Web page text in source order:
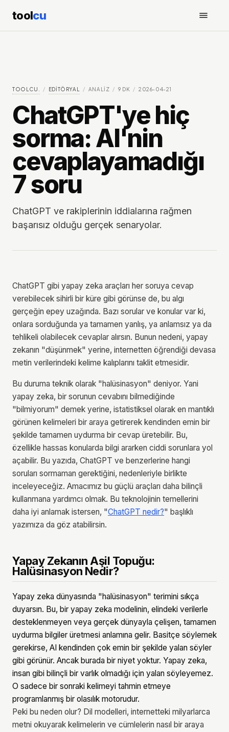
toolcu
TOOLCU. / EDITÖRYAL / ANALIZ / 9 DK / 2026-04-21
ChatGPT'ye hiç
sorma: AI'nin
cevaplayamadığı
7 soru
ChatGPT ve rakiplerinin iddialarına rağmen
başarısız olduğu gerçek senaryolar.
ChatGPT gibi yapay zeka araçları her soruya cevap
verebilecek sihirli bir küre gibi görünse de, bu algı
gerçeğin epey uzağında. Bazı sorular ve konular var ki,
onlara sorduğunda ya tamamen yanlış, ya anlamsız ya da
tehlikeli olabilecek cevaplar alırsın. Bunun nedeni, yapay
zekanın "düşünmek" yerine, internetten öğrendiği devasa
metin verilerindeki kelime kalıplarını taklit etmesidir.
Bu duruma teknik olarak "halüsinasyon" deniyor. Yani
yapay zeka, bir sorunun cevabını bilmediğinde
"bilmiyorum" demek yerine, istatistiksel olarak en mantıklı
görünen kelimeleri bir araya getirerek kendinden emin bir
şekilde tamamen uydurma bir cevap üretebilir. Bu,
özellikle hassas konularda bilgi ararken ciddi sorunlara yol
açabilir. Bu yazıda, ChatGPT ve benzerlerine hangi
soruları sormaman gerektiğini, nedenleriyle birlikte
inceleyeceğiz. Amacımız bu güçlü araçları daha bilinçli
kullanmana yardımcı olmak. Bu teknolojinin temellerini
daha iyi anlamak istersen, "ChatGPT nedir?" başlıklı
yazımıza da göz atabilirsin.
Yapay Zekanın Aşil Topuğu:
Halüsinasyon Nedir?
Yapay zeka dünyasında "halüsinasyon" terimini sıkça
duyarsın. Bu, bir yapay zeka modelinin, elindeki verilerle
desteklenmeyen veya gerçek dünyayla çelişen, tamamen
uydurma bilgiler üretmesi anlamına gelir. Basitçe söylemek
gerekirse, AI kendinden çok emin bir şekilde yalan söyler
gibi görünür. Ancak burada bir niyet yoktur. Yapay zeka,
insan gibi bilinçli bir varlık olmadığı için yalan söyleyemez.
O sadece bir sonraki kelimeyi tahmin etmeye
programlanmış bir olasılık motorudur.
Peki bu neden olur? Dil modelleri, internetteki milyarlarca
metni okuyarak kelimelerin ve cümlelerin nasıl bir araya